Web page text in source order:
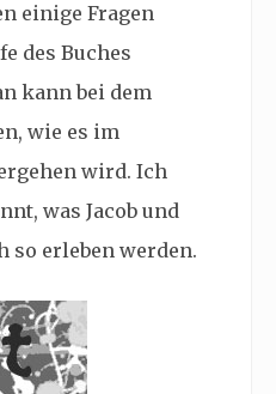
einige Fragen
des Buches
kann bei dem
wie es im
wird. Ich
was Jacob und
so erleben werden.